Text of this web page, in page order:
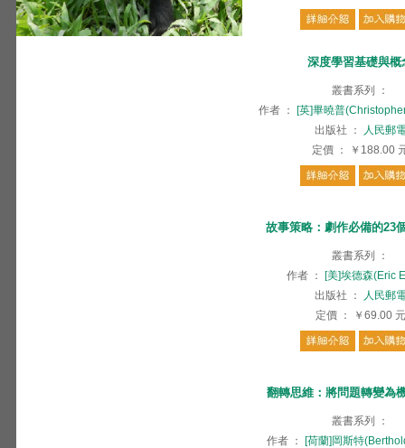
深度學習基礎與概
叢書系列
：
作者 ：
[英]畢曉普
出版社
：
人民郵
定價 ： ￥188.00
故事策略：劇作必備的23
叢書系列
：
作者 ：
[美]埃德森(Eric
出版社
：
人民郵
定價 ： ￥69.00 元
翻轉思維：將問題轉變為
叢書系列
：
作者 ：
[荷蘭]岡斯特